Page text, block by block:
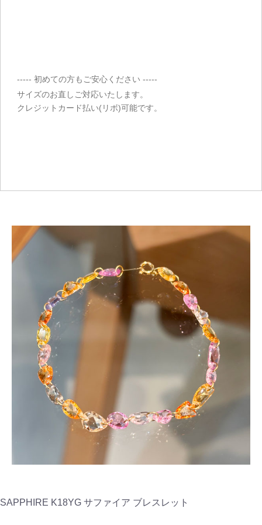
----- 初めての方もご安心ください -----
サイズのお直しご対応いたします。
クレジットカード払い(リボ)可能です。
SAPPHIRE K18YG サファイア ブレスレット